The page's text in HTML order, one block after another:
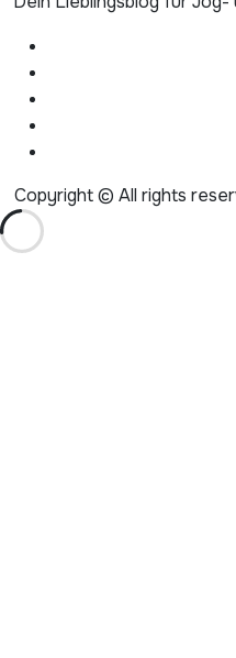
Copyright © All rights